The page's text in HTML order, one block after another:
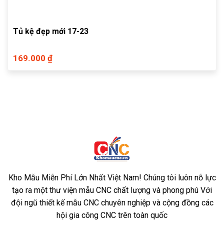
Tủ kệ đẹp mới 17-23
169.000 ₫
Kho Mẫu Miễn Phí Lớn Nhất Việt Nam! Chúng tôi luôn nỗ lực
tạo ra một thư viện mẫu CNC chất lượng và phong phú Với
đội ngũ thiết kế mẫu CNC chuyên nghiệp và cộng đồng các
hội gia công CNC trên toàn quốc